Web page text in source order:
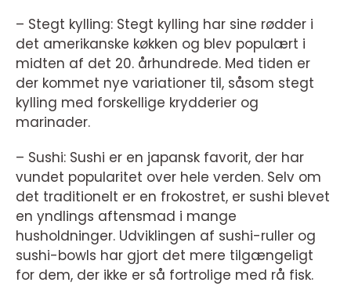
– Stegt kylling: Stegt kylling har sine rødder i
det amerikanske køkken og blev populært i
midten af det 20. århundrede. Med tiden er
der kommet nye variationer til, såsom stegt
kylling med forskellige krydderier og
marinader.
– Sushi: Sushi er en japansk favorit, der har
vundet popularitet over hele verden. Selv om
det traditionelt er en frokostret, er sushi blevet
en yndlings aftensmad i mange
husholdninger. Udviklingen af sushi-ruller og
sushi-bowls har gjort det mere tilgængeligt
for dem, der ikke er så fortrolige med rå fisk.